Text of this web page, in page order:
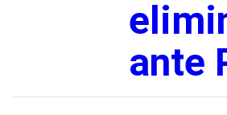
ante